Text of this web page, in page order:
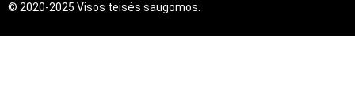
© 2020-2025 Visos teisės saugomos.